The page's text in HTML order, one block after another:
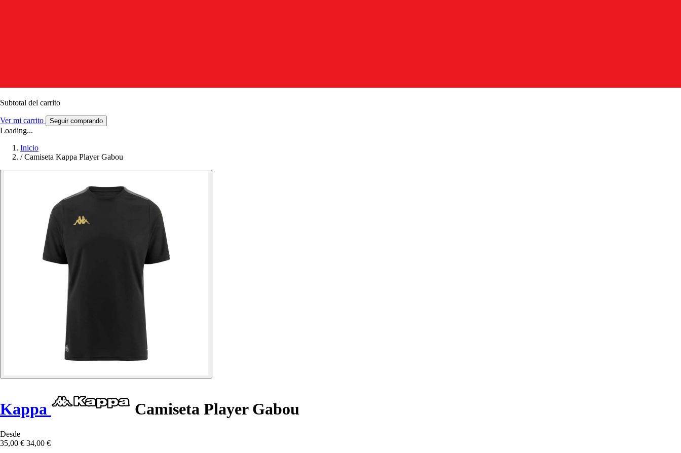
Subtotal del carrito
Ver mi carrito Seguir comprando
Loading...
Inicio
/ Camiseta Kappa Player Gabou
Kappa Camiseta Player Gabou
Desde
35,00 € 34,00 €